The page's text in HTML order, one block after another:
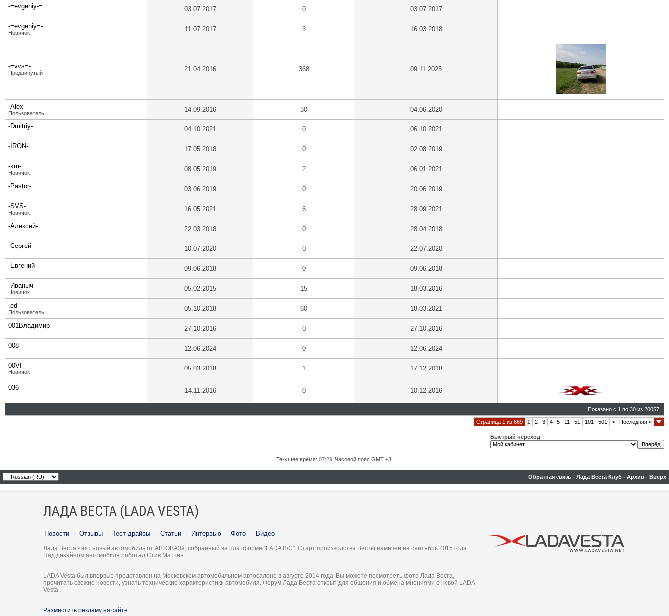
-=evgeniy-= 03.07.2017 0 03.07.2017
-=evgeniy=-
Новичок 11.07.2017 3 16.03.2018
-=vvs=-
Продвинутый 21.04.2016 368 09.11.2025
-Alex-
Пользователь 14.09.2016 30 04.06.2020
-Dmitriy- 04.10.2021 0 06.10.2021
-IRON- 17.05.2018 0 02.08.2019
-km-
Новичок 08.05.2019 2 06.01.2021
-Pastor- 03.06.2019 0 20.06.2019
-SVS-
Новичок 16.05.2021 6 28.09.2021
-Алексей- 22.03.2018 0 28.04.2018
-Сергей- 10.07.2020 0 22.07.2020
-Евгений- 09.06.2018 0 09.06.2018
-Иваныч-
Новичок 05.02.2015 15 18.03.2016
.ed
Пользователь 05.10.2018 60 18.03.2021
001Владимир 27.10.2016 0 27.10.2016
008 12.06.2024 0 12.06.2024
00VI
Новичок 05.03.2018 1 17.12.2018
036 14.11.2016 0 10.12.2016
Показано с 1 по 30 из 20057.
Страница 1 из 669 1 2 3 4 5 11 51 101 501 > Последняя »
Быстрый переход
Текущее время: 07:29 . Часовой пояс GMT +3.
Обратная связь - Лада Веста Клуб - Архив - Вверх
ЛАДА ВЕСТА (LADA VESTA)
Новости · Отзывы · Тест-драйвы · Статьи · Интервью · Фото · Видео
Лада Веста - это новый автомобиль от АВТОВАЗа, собранный на платформе "LADA B/C". Старт производства Весты намечен на сентябрь 2015 года.
Над дизайном автомобиля работал Стив Маттин.
LADA Vesta был впервые представлен на Московском автомобильном автосалоне в августе 2014 года, Вы можете посмотреть фото Лада Веста,
прочитать свежие новости, узнать технические характеристики автомобиля. Форум Лада Веста открыт для общения и обмена мнениями о новой LADA
Vesta.
Разместить рекламу на сайте